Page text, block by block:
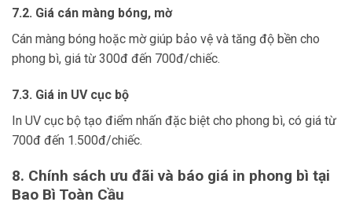
7.2. Giá cán màng bóng, mờ
Cán màng bóng hoặc mờ giúp bảo vệ và tăng độ bền cho
phong bì, giá từ 300đ đến 700đ/chiếc.
7.3. Giá in UV cục bộ
In UV cục bộ tạo điểm nhấn đặc biệt cho phong bì, có giá từ
700đ đến 1.500đ/chiếc.
8. Chính sách ưu đãi và báo giá in phong bì tại
Bao Bì Toàn Cầu